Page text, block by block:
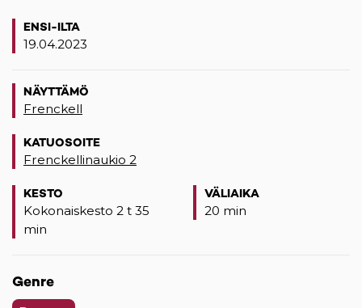
ENSI-ILTA
19.04.2023
NÄYTTÄMÖ
Frenckell
KATUOSOITE
Frenckellinaukio 2
KESTO
Kokonaiskesto 2 t 35
min
VÄLIAIKA
20 min
Genre